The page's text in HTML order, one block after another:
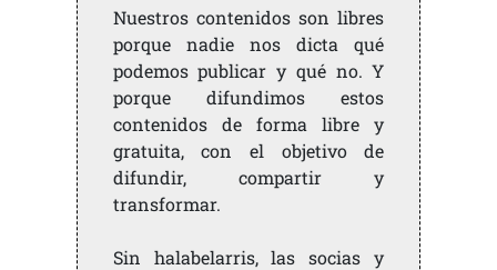
Nuestros contenidos son libres
porque nadie nos dicta qué
podemos publicar y qué no. Y
porque difundimos estos
contenidos de forma libre y
gratuita, con el objetivo de
difundir, compartir y
transformar.
Sin halabelarris, las socias y